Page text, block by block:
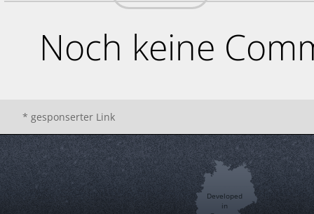
Noch keine
* gesponserter Link
Developed
in